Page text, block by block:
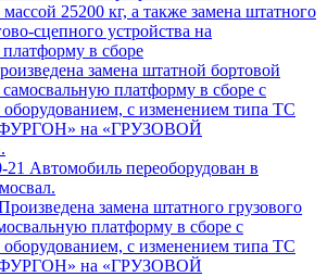
25200 кг, а также замена штатного
сцепного устройства на
в сборе
замена штатной бортовой
платформу в сборе с
с изменением типа ТС
на «ГРУЗОВОЙ
21 Автомобиль переоборудован в
замена штатного грузового
платформу в сборе с
с изменением типа ТС
на «ГРУЗОВОЙ